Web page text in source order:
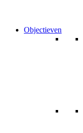
Objectieven